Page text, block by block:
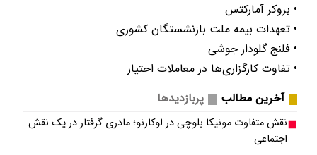
• بروکر آمارکتس
• تعهدات بیمه ملت بازنشستگان کشوری
• فلنج گلودار جوشی
• تفاوت کارگزاری‌ها در معاملات اختیار
آخرین مطالب
پربازدیدها
نقش متفاوت مونیکا بلوچی در لوکارنو؛ مادری گرفتار در یک نقش
اجتماعی